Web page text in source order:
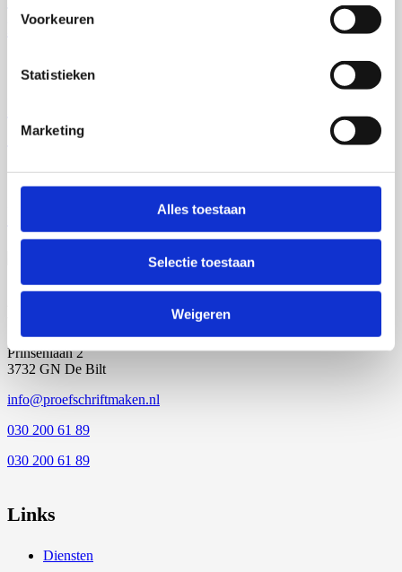
Voorkeuren
Statistieken
Marketing
Alles toestaan
Selectie toestaan
Weigeren
met deze 4 tips!
die?
Promoveren betekenis
Prinsenlaan 2
3732 GN De Bilt
info@proefschriftmaken.nl
030 200 61 89
030 200 61 89
Links
Diensten